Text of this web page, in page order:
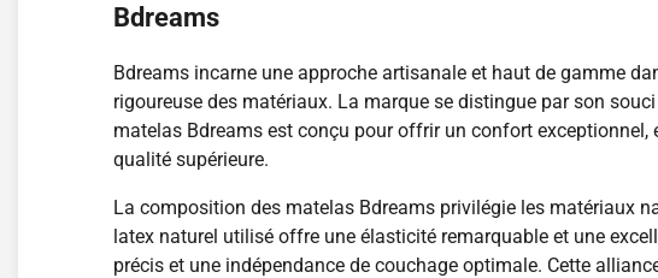
Bdreams
Bdreams incarne une approche artisanale et haut de gamme
rigoureuse des matériaux. La marque se distingue par son
matelas Bdreams est conçu pour offrir un confort
qualité supérieure.
La composition des matelas Bdreams privilégie les matériaux
latex naturel utilisé offre une élasticité remarquable et une
précis et une indépendance de couchage optimale. Cette